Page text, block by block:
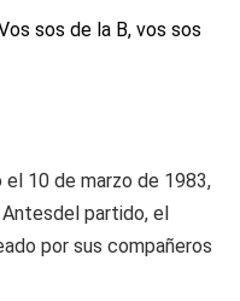
sos de la B, vos sos
el 10 de marzo de 1983,
partido, el
por sus compañeros